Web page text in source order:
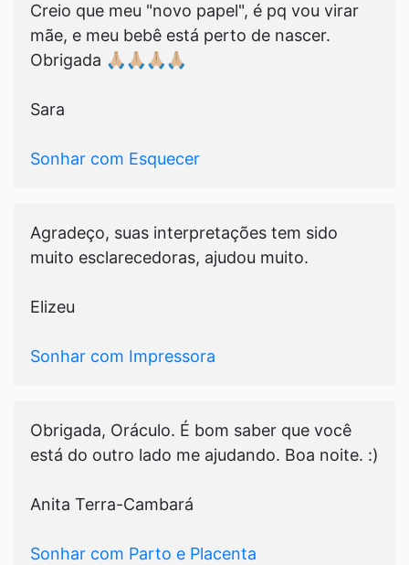
Creio que meu "novo papel", é pq vou virar
mãe, e meu bebê está perto de nascer.
Obrigada 🙏🏼🙏🏼🙏🏼🙏🏼
Sara
Sonhar com Esquecer
Agradeço, suas interpretações tem sido
muito esclarecedoras, ajudou muito.
Elizeu
Sonhar com Impressora
Obrigada, Oráculo. É bom saber que você
está do outro lado me ajudando. Boa noite. :)
Anita Terra-Cambará
Sonhar com Parto e Placenta